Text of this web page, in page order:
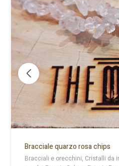
Bracciale quarzo rosa chips
Bracciali e orecchini, Cristalli da